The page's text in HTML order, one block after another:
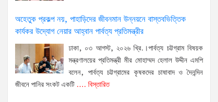
অহেতুক প্রকল্প নয়, পাহাড়িদের জীবনমান উন্নয়নে বাস্তবভিত্তিক
কার্যকর উদ্যোগ নেয়ার আহ্বান পার্বত্য প্রতিমন্ত্রীর
ঢাকা, ০৩ আগস্ট, ২০২৬ খ্রি.।পার্বত্য চট্টগ্রাম বিষয়ক
মন্ত্রণালয়ের প্রতিমন্ত্রী মীর মোহাম্মদ হেলাল উদ্দীন এমপি
বলেন, পার্বত্য চট্টগ্রামের কৃষকদের চাষাবাদ ও দৈনন্দিন
জীবনে পানির সংকট একটি .... বিস্তারিত